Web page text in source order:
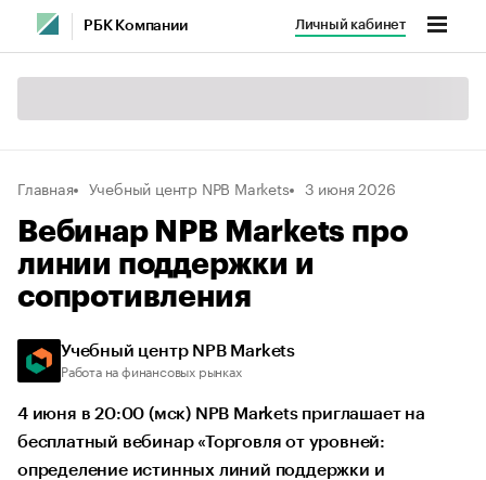
РБК Компании Личный кабинет
Главная Учебный центр NPB Markets 3 июня 2026
Вебинар NPB Markets про
линии поддержки и
сопротивления
Учебный центр NPB Markets
Работа на финансовых рынках
4 июня в 20:00 (мск) NPB Markets приглашает на
бесплатный вебинар «Торговля от уровней:
определение истинных линий поддержки и